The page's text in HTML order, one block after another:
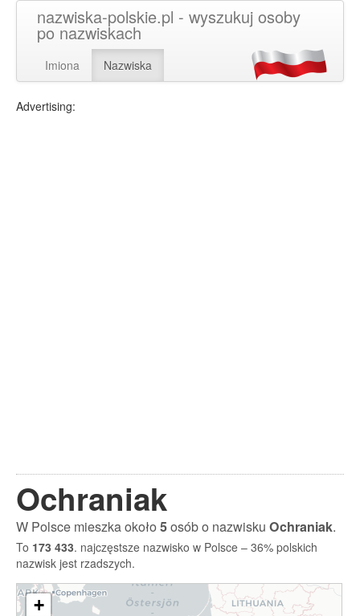
nazwiska-polskie.pl - wyszukuj osoby
po nazwiskach
Imiona Nazwiska
Advertising:
Ochraniak
W Polsce mieszka około5osób o nazwisku Ochraniak.
To 173 433. najczęstsze nazwisko w Polsce – 36% polskich
nazwisk jest rzadszych.
+